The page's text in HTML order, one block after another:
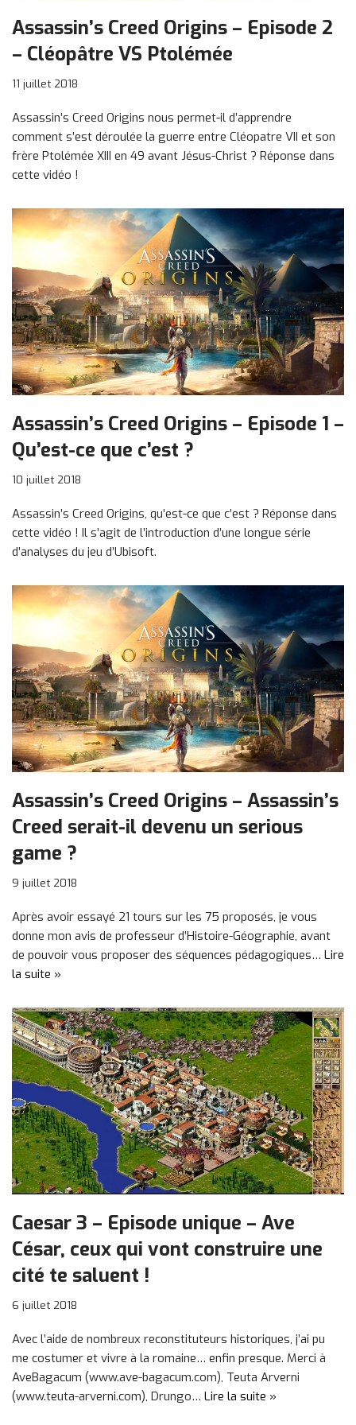
Assassin’s Creed Origins – Episode 2
– Cléopâtre VS Ptolémée
11 juillet 2018
Assassin’s Creed Origins nous permet-il d’apprendre
comment s’est déroulée la guerre entre Cléopatre VII et son
frère Ptolémée XIII en 49 avant Jésus-Christ ? Réponse dans
cette vidéo !
Assassin’s Creed Origins – Episode 1 –
Qu’est-ce que c’est ?
10 juillet 2018
Assassin’s Creed Origins, qu’est-ce que c’est ? Réponse dans
cette vidéo ! Il s’agit de l’introduction d’une longue série
d’analyses du jeu d’Ubisoft.
Assassin’s Creed Origins – Assassin’s
Creed serait-il devenu un serious
game ?
9 juillet 2018
Après avoir essayé 21 tours sur les 75 proposés, je vous
donne mon avis de professeur d’Histoire-Géographie, avant
de pouvoir vous proposer des séquences pédagogiques… Lire
la suite »
Caesar 3 – Episode unique – Ave
César, ceux qui vont construire une
cité te saluent !
6 juillet 2018
Avec l’aide de nombreux reconstituteurs historiques, j’ai pu
me costumer et vivre à la romaine… enfin presque. Merci à
AveBagacum (www.ave-bagacum.com), Teuta Arverni
(www.teuta-arverni.com)​, Drungo… Lire la suite »